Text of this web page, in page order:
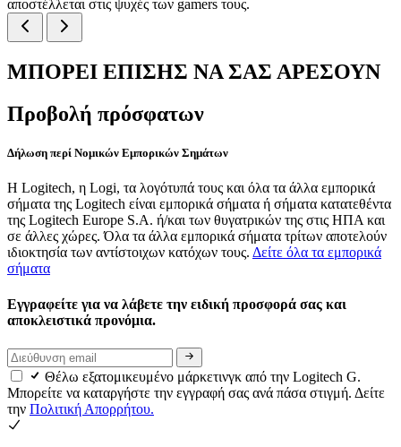
αποστέλλεται στις ψυχές των gamers τους.
ΜΠΟΡΕΙ ΕΠΙΣΗΣ ΝΑ ΣΑΣ ΑΡΕΣΟΥΝ
Προβολή πρόσφατων
Δήλωση περί Νομικών Εμπορικών Σημάτων
Η Logitech, η Logi, τα λογότυπά τους και όλα τα άλλα εμπορικά
σήματα της Logitech είναι εμπορικά σήματα ή σήματα κατατεθέντα
της Logitech Europe S.A. ή/και των θυγατρικών της στις ΗΠΑ και
σε άλλες χώρες. Όλα τα άλλα εμπορικά σήματα τρίτων αποτελούν
ιδιοκτησία των αντίστοιχων κατόχων τους. Δείτε όλα τα εμπορικά
σήματα
Εγγραφείτε για να λάβετε την ειδική προσφορά σας και
αποκλειστικά προνόμια.
Θέλω εξατομικευμένο μάρκετινγκ από την Logitech G.
Μπορείτε να καταργήστε την εγγραφή σας ανά πάσα στιγμή. Δείτε
την Πολιτική Απορρήτου.